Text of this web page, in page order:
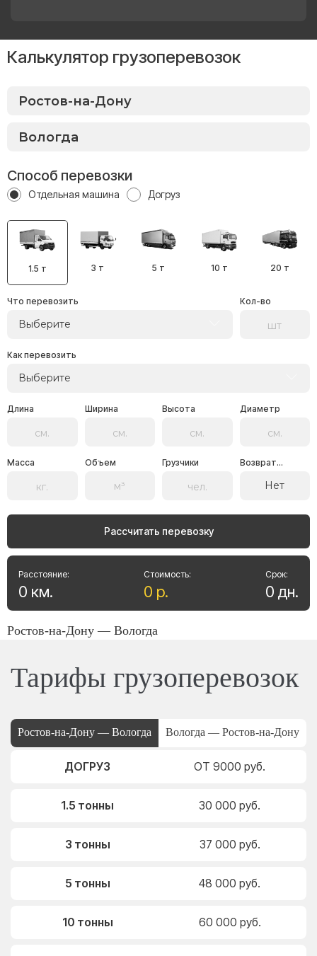
Калькулятор грузоперевозок
Способ перевозки
Отдельная машина Догруз
1.5 т 3 т 5 т 10 т 20 т
Что перевозить
Выберите
Кол-во
Как перевозить
Выберите
Длина Ширина Высота Диаметр
Масса Объем Грузчики Возврат...
Нет
Рассчитать перевозку
Стоимость:
0 р.
Расстояние:
0 км.
Срок:
0 дн.
Ростов-на-Дону — Вологда
Тарифы грузоперевозок
Ростов-на-Дону — Вологда Вологда — Ростов-на-Дону
ДОГРУЗ ОТ 9000 руб.
1.5 тонны 30 000 руб.
3 тонны 37 000 руб.
5 тонны 48 000 руб.
10 тонны 60 000 руб.